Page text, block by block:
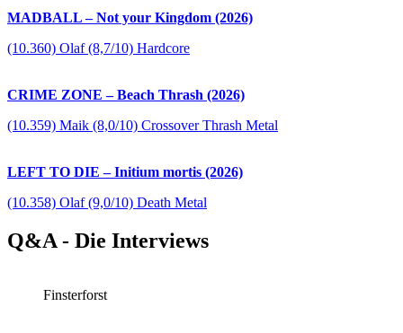
MADBALL – Not your Kingdom (2026)
(10.360) Olaf (8,7/10) Hardcore
CRIME ZONE – Beach Thrash (2026)
(10.359) Maik (8,0/10) Crossover Thrash Metal
LEFT TO DIE – Initium mortis (2026)
(10.358) Olaf (9,0/10) Death Metal
Q&A - Die Interviews
Finsterforst